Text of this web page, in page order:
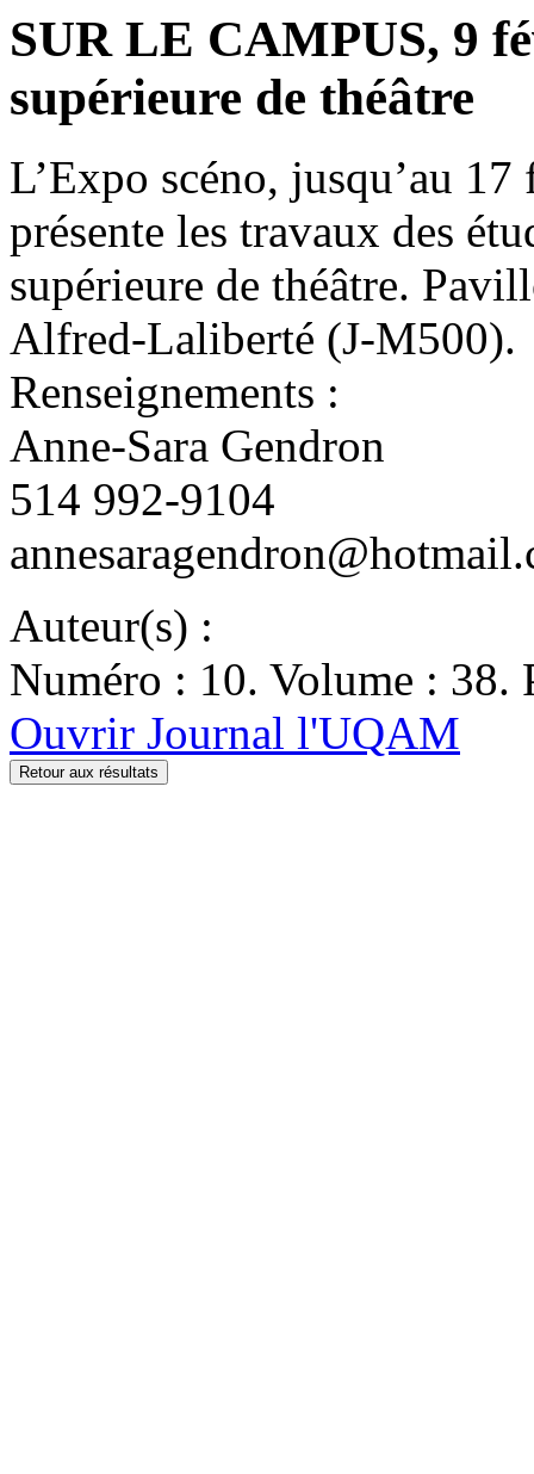
SUR LE CAMPUS, 9
supérieure de théâtre
L’Expo scéno, jusqu’au
présente les travaux des
supérieure de théâtre.
Alfred-Laliberté (J-M500).
Renseignements :
Anne-Sara Gendron
514 992-9104
Auteur(s) :
Numéro : 10. Volume : 38.
Ouvrir Journal l'UQAM
Retour aux résultats